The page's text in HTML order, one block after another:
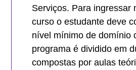
Serviços. Para ingressar
curso o estudante deve
nível mínimo de domínio
programa é dividido em
compostas por aulas